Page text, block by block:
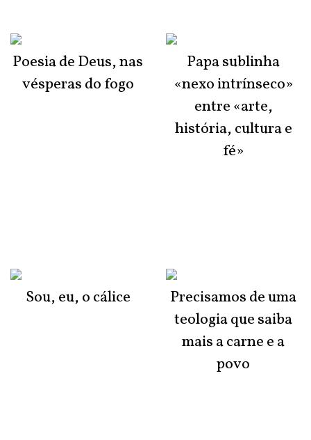
Poesia de Deus, nas
vésperas do fogo
Sou, eu, o cálice
Papa sublinha
«nexo intrínseco»
entre «arte,
história, cultura e
fé»
Precisamos de uma
teologia que saiba
mais a carne e a
povo